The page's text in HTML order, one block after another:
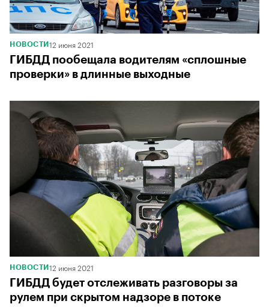
НОВОСТИ 12 июня 2021
ГИБДД пообещала водителям «сплошные
проверки» в длинные выходные
НОВОСТИ 12 июня 2021
ГИБДД будет отслеживать разговоры за
рулем при скрытом надзоре в потоке